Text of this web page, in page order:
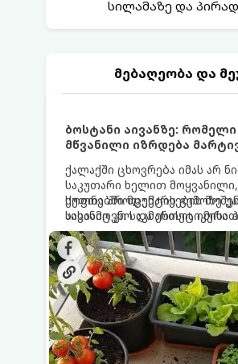
სილამაზე და
მებაღეობა და
ბოსტანი აივანზე:
მწვანილი იზრდება
ქალაქში ცხოვრება იმას არ
საკუთარი ხელით
სუფთა პროდუქტის გემოზე
აივანიც კი საკმარისია
მოიწყოთ მინი-ბოსტანი,
ყოველდღიურად ახალ,
და ბოსტნეულს მოკრეფთ.
ქოთნებში მცენარეების
სასიამოვნო და ესთეტიკური
იცოდეთ, რომელი
ქოთნის პირობებს ყველაზე
მოუაროთ მათ სწორად.